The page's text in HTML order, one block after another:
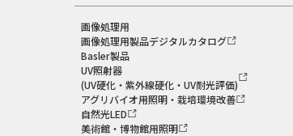
画像処理用
画像処理用製品デジタルカタログ
Basler製品
UV照射器
(UV硬化・紫外線硬化・UV耐光評価)
アグリバイオ用照明・栽培環境改善
自然光LED
美術館・博物館用照明